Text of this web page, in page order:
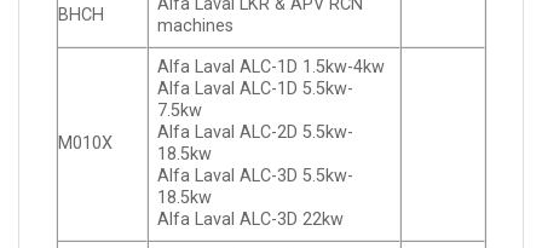
BHCH
machines
M010X
Alfa Laval ALC-1D 1.5kw-4kw
Alfa Laval ALC-1D 5.5kw-
7.5kw
Alfa Laval ALC-2D 5.5kw-
18.5kw
Alfa Laval ALC-3D 5.5kw-
18.5kw
Alfa Laval ALC-3D 22kw